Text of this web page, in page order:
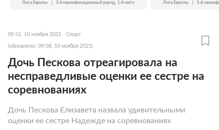
Лига Европы 3-й квалификационный раунд. 1-й матч Лига Европы 3-й
09:51, 10 ноября 2021 Спорт
(обновлено: 09:58, 10 ноября 2021)
Дочь Пескова отреагировала на
несправедливые оценки ее сестре на
соревнованиях
Дочь Пескова Елизавета назвала удивительными
оценки ее сестре Надежде на соревнованиях